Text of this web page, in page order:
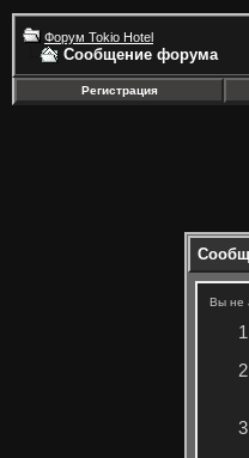
Форум Tokio Hotel
Сообщение форума
Регистрация
Вы не